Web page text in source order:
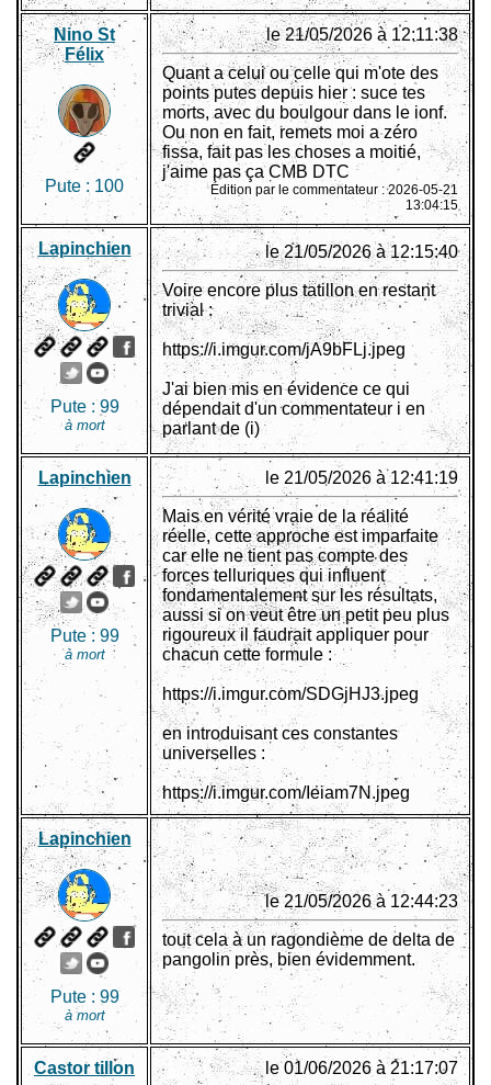
Nino St
Félix
Pute : 100
le 21/05/2026 à 12:11:38
Quant a celui ou celle qui m'ote des
points putes depuis hier : suce tes
morts, avec du boulgour dans le ionf.
Ou non en fait, remets moi a zéro
fissa, fait pas les choses a moitié,
j'aime pas ça CMB DTC
Édition par le commentateur : 2026-05-21
13:04:15
Lapinchien
Pute :99
à mort
le 21/05/2026 à 12:15:40
Voire encore plus tatillon en restant
trivial :
https://i.imgur.com/jA9bFLj.jpeg
J'ai bien mis en évidence ce qui
dépendait d'un commentateur i en
parlant de (i)
Lapinchien
Pute : 99
à mort
le 21/05/2026 à 12:41:19
Mais en vérité vraie de la réalité
réelle, cette approche est imparfaite
car elle ne tient pas compte des
forces telluriques qui influent
fondamentalement sur les résultats,
aussi si on veut être un petit peu plus
rigoureux il faudrait appliquer pour
chacun cette formule :
https://i.imgur.com/SDGjHJ3.jpeg
en introduisant ces constantes
universelles :
https://i.imgur.com/Ieiam7N.jpeg
Lapinchien
Pute : 99
à mort
le 21/05/2026 à 12:44:23
tout cela à un ragondième de delta de
pangolin près, bien évidemment.
Castor tillon le 01/06/2026 à 21:17:07